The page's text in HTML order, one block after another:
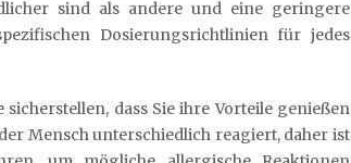
sind als andere und eine geringere
Dosierungsrichtlinien für jedes
dass Sie ihre Vorteile genießen
Mensch unterschiedlich reagiert, daher ist